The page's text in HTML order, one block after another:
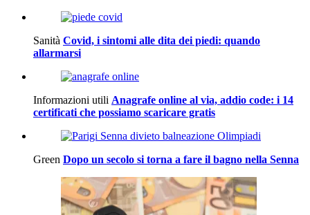
Sanità Covid, i sintomi alle dita dei piedi: quando
allarmarsi
Informazioni utili Anagrafe online al via, addio code: i 14
certificati che possiamo scaricare gratis
Green Dopo un secolo si torna a fare il bagno nella Senna